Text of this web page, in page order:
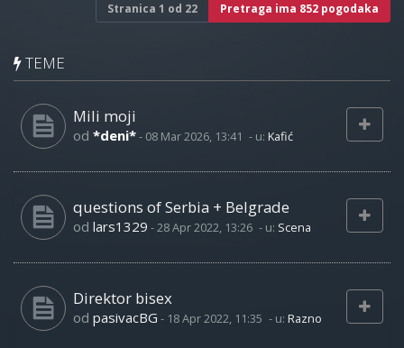
Stranica 1 od 22 Pretraga ima 852 pogodaka
TEME
Mili moji
od *deni*- 08 Mar 2026, 13:41 - u: Kafić
questions of Serbia + Belgrade
od lars1329 -28 Apr 2022, 13:26 - u: Scena
Direktor bisex
od pasivacBG - 18 Apr 2022, 11:35 - u: Razno